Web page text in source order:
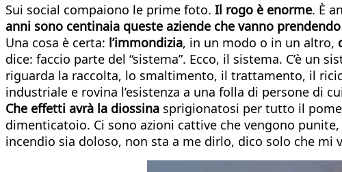
Sui social compaiono le prime foto. Il rogo è enorme. È
anni sono centinaia queste aziende che vanno
Una cosa è certa: l’immondizia, in un modo o in un altro,
dice: faccio parte del “sistema”. Ecco, il sistema. C’è
riguarda la raccolta, lo smaltimento, il trattamento, il
industriale e rovina l’esistenza a una folla di persone di
Che effetti avrà la diossina sprigionatosi per tutto il
dimenticatoio. Ci sono azioni cattive che vengono
incendio sia doloso, non sta a me dirlo, dico solo che